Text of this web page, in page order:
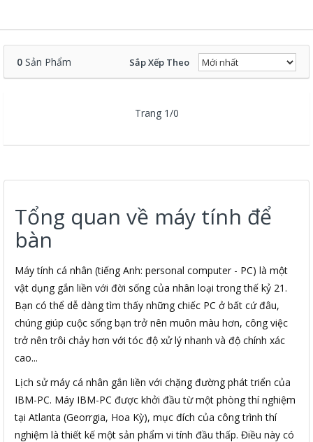
0 Sản Phẩm Sắp Xếp Theo
Trang 1/0
Tổng quan về máy tính để
bàn
Máy tính cá nhân (tiếng Anh: personal computer - PC) là một
vật dụng gắn liền với đời sống của nhân loại trong thế kỷ 21.
Bạn có thể dễ dàng tìm thấy những chiếc PC ở bất cứ đâu,
chúng giúp cuộc sống bạn trở nên muôn màu hơn, công việc
trở nên trôi chảy hơn với tóc độ xử lý nhanh và độ chính xác
cao...
Lịch sử máy cá nhân gắn liền với chặng đường phát triển của
IBM-PC. Máy IBM-PC được khởi đầu từ một phòng thí nghiệm
tại Atlanta (Georrgia, Hoa Kỳ), mục đích của công trình thí
nghiệm là thiết kế một sản phẩm vi tính đầu thấp. Điều này có